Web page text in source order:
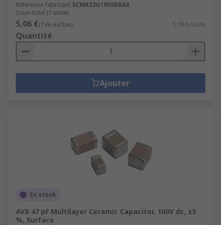
Référence fabricant SCMR22G105SRBA0
Sous-total (1 unité)
5,06 €(TVA exclue) 5,06 €/unité
Quantité
Ajouter
En stock
AVX 47 pF Multilayer Ceramic Capacitor, 100V dc, ±5
%, Surface